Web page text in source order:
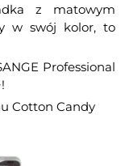
z matowym
w swój kolor, to
Professional
Cotton Candy